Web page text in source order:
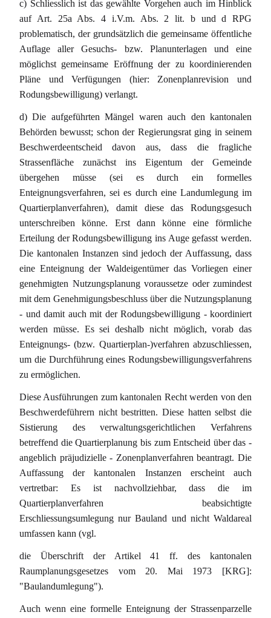
c) Schliesslich ist das gewählte Vorgehen auch im Hinblick
auf Art. 25a Abs. 4 i.V.m. Abs. 2 lit. b und d RPG
problematisch, der grundsätzlich die gemeinsame öffentliche
Auflage aller Gesuchs- bzw. Planunterlagen und eine
möglichst gemeinsame Eröffnung der zu koordinierenden
Pläne und Verfügungen (hier: Zonenplanrevision und
Rodungsbewilligung) verlangt.
d) Die aufgeführten Mängel waren auch den kantonalen
Behörden bewusst; schon der Regierungsrat ging in seinem
Beschwerdeentscheid davon aus, dass die fragliche
Strassenfläche zunächst ins Eigentum der Gemeinde
übergehen müsse (sei es durch ein formelles
Enteignungsverfahren, sei es durch eine Landumlegung im
Quartierplanverfahren), damit diese das Rodungsgesuch
unterschreiben könne. Erst dann könne eine förmliche
Erteilung der Rodungsbewilligung ins Auge gefasst werden.
Die kantonalen Instanzen sind jedoch der Auffassung, dass
eine Enteignung der Waldeigentümer das Vorliegen einer
genehmigten Nutzungsplanung voraussetze oder zumindest
mit dem Genehmigungsbeschluss über die Nutzungsplanung
- und damit auch mit der Rodungsbewilligung - koordiniert
werden müsse. Es sei deshalb nicht möglich, vorab das
Enteignungs- (bzw. Quartierplan-)verfahren abzuschliessen,
um die Durchführung eines Rodungsbewilligungsverfahrens
zu ermöglichen.
Diese Ausführungen zum kantonalen Recht werden von den
Beschwerdeführern nicht bestritten. Diese hatten selbst die
Sistierung des verwaltungsgerichtlichen Verfahrens
betreffend die Quartierplanung bis zum Entscheid über das -
angeblich präjudizielle - Zonenplanverfahren beantragt. Die
Auffassung der kantonalen Instanzen erscheint auch
vertretbar: Es ist nachvollziehbar, dass die im
Quartierplanverfahren beabsichtigte
Erschliessungsumlegung nur Bauland und nicht Waldareal
umfassen kann (vgl.
die Überschrift der Artikel 41 ff. des kantonalen
Raumplanungsgesetzes vom 20. Mai 1973 [KRG]:
"Baulandumlegung").
Auch wenn eine formelle Enteignung der Strassenparzelle